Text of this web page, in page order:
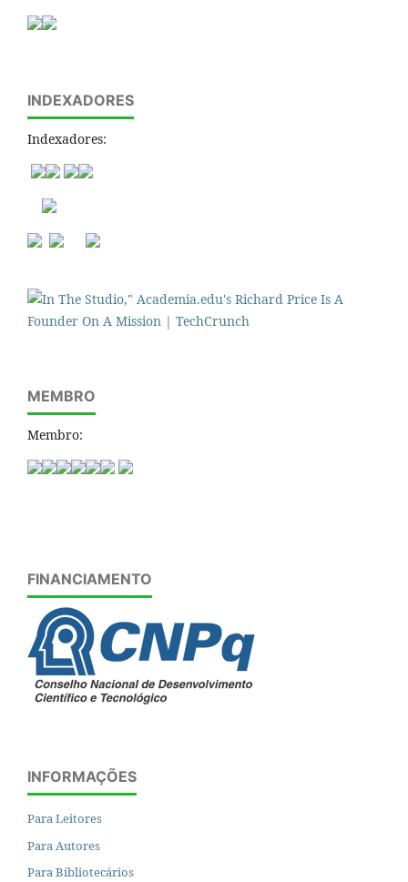
INDEXADORES
Indexadores:
MEMBRO
Membro:
FINANCIAMENTO
INFORMAÇÕES
Para Leitores
Para Autores
Para Bibliotecários